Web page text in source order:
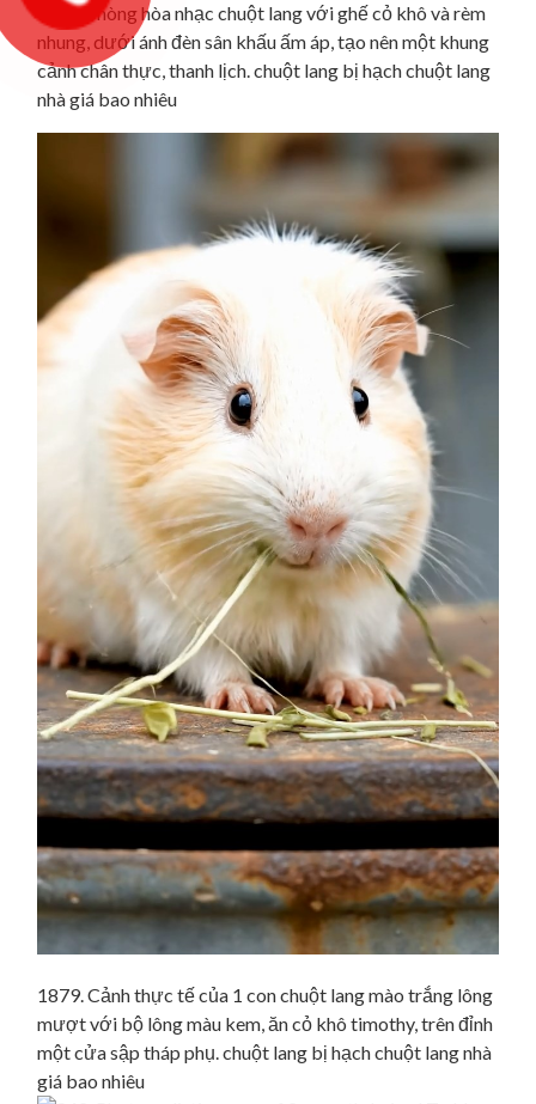
trong phòng hòa nhạc chuột lang với ghế cỏ khô và rèm
nhung, dưới ánh đèn sân khấu ấm áp, tạo nên một khung
cảnh chân thực, thanh lịch. chuột lang bị hạch chuột lang
nhà giá bao nhiêu
1879. Cảnh thực tế của 1 con chuột lang mào trắng lông
mượt với bộ lông màu kem, ăn cỏ khô timothy, trên đỉnh
một cửa sập tháp phụ. chuột lang bị hạch chuột lang nhà
giá bao nhiêu